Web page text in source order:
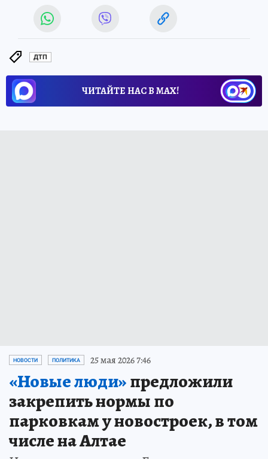
ДТП
ЧИТАЙТЕ НАС В МАХ!
НОВОСТИ ПОЛИТИКА 25 мая 2026 7:46
«Новые люди»предложили
закрепить нормы по
парковкам у новостроек, в том
числе на Алтае